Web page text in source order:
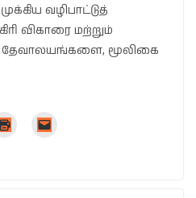
வழிபாட்டுத்
விகாரை மற்றும்
தேவாலயங்களை, மூலிகை